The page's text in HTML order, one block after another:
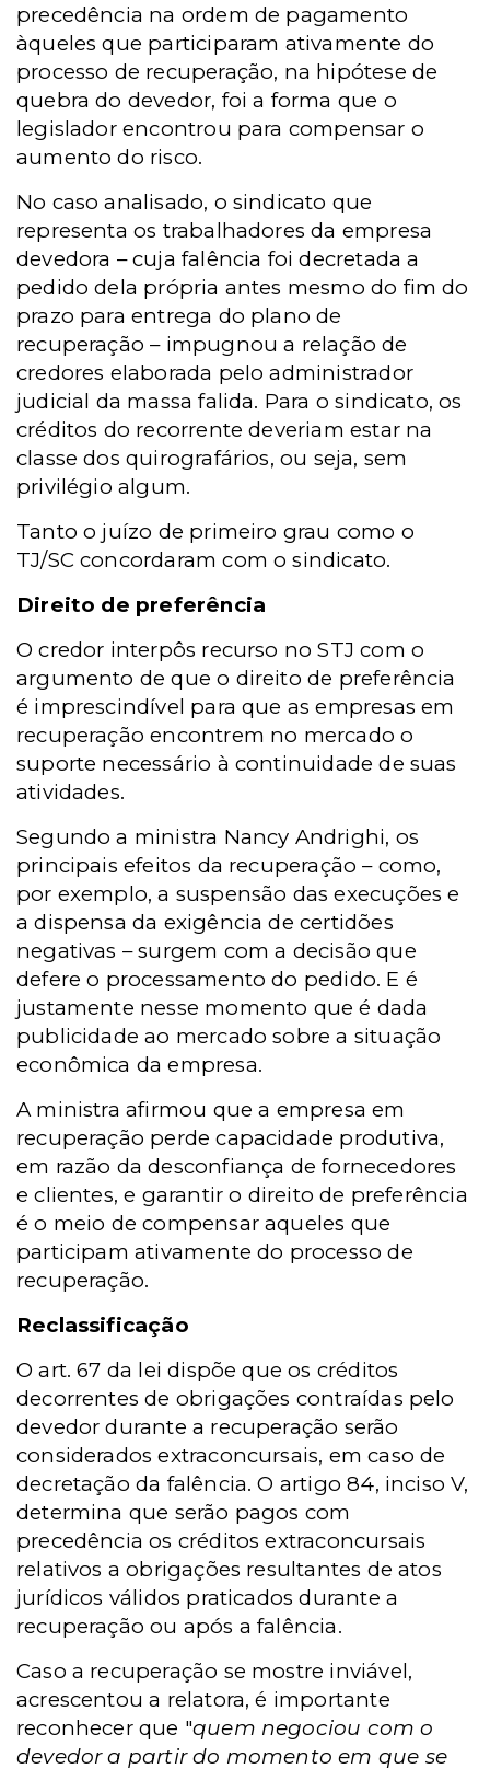
precedência na ordem de pagamento
àqueles que participaram ativamente do
processo de recuperação, na hipótese de
quebra do devedor, foi a forma que o
legislador encontrou para compensar o
aumento do risco.
No caso analisado, o sindicato que
representa os trabalhadores da empresa
devedora – cuja falência foi decretada a
pedido dela própria antes mesmo do fim do
prazo para entrega do plano de
recuperação – impugnou a relação de
credores elaborada pelo administrador
judicial da massa falida. Para o sindicato, os
créditos do recorrente deveriam estar na
classe dos quirografários, ou seja, sem
privilégio algum.
Tanto o juízo de primeiro grau como o
TJ/SC concordaram com o sindicato.
Direito de preferência
O credor interpôs recurso no STJ com o
argumento de que o direito de preferência
é imprescindível para que as empresas em
recuperação encontrem no mercado o
suporte necessário à continuidade de suas
atividades.
Segundo a ministra Nancy Andrighi, os
principais efeitos da recuperação – como,
por exemplo, a suspensão das execuções e
a dispensa da exigência de certidões
negativas – surgem com a decisão que
defere o processamento do pedido. E é
justamente nesse momento que é dada
publicidade ao mercado sobre a situação
econômica da empresa.
A ministra afirmou que a empresa em
recuperação perde capacidade produtiva,
em razão da desconfiança de fornecedores
e clientes, e garantir o direito de preferência
é o meio de compensar aqueles que
participam ativamente do processo de
recuperação.
Reclassificação
O art. 67 da lei dispõe que os créditos
decorrentes de obrigações contraídas pelo
devedor durante a recuperação serão
considerados extraconcursais, em caso de
decretação da falência. O artigo 84, inciso V,
determina que serão pagos com
precedência os créditos extraconcursais
relativos a obrigações resultantes de atos
jurídicos válidos praticados durante a
recuperação ou após a falência.
Caso a recuperação se mostre inviável,
acrescentou a relatora, é importante
reconhecer que "quem negociou com o
devedor a partir do momento em que se